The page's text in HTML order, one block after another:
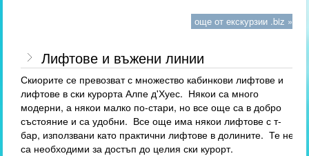
още от екскурзии .biz »
Лифтове и въжени линии
Скиорите се превозват с множество кабинкови лифтове и
лифтове в ски курорта Алпе д'Хуес. Някои са много
модерни, а някои малко по-стари, но все още са в добро
състояние и са удобни. Все още има някои лифтове с т-
бар, използвани като практични лифтове в долините. Те не
са необходими за достъп до целия ски курорт.